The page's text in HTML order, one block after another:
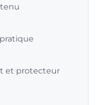
et protecteur